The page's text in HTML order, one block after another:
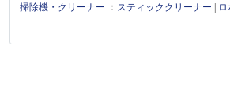
掃除機・クリーナー ： スティッククリーナー